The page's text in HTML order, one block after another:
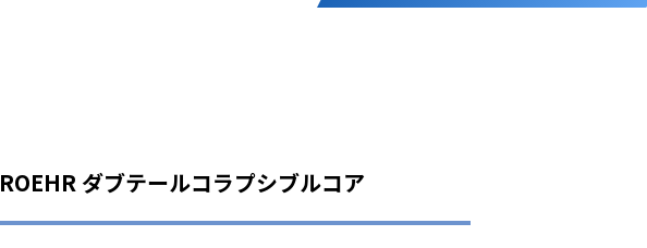
ROEHR ダブテールコラプシブルコア